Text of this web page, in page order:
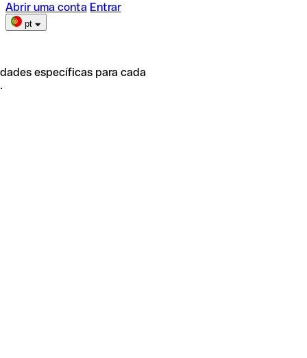
Abrir uma conta Entrar
pt
específicas para cada